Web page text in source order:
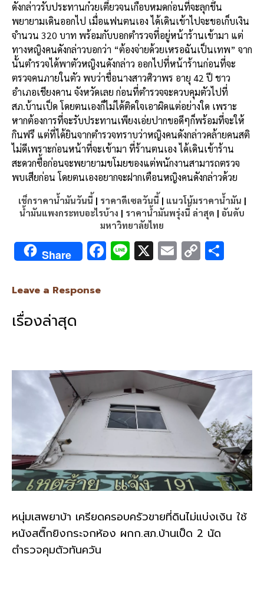
ดังกล่าวรับประทานก๋วยเตี๋ยวจนเกือบหมดก่อนที่จะลุกขึ้น
พยายามเดินออกไป เมื่อแฟนตนเอง ได้เดินเข้าไปจะขอเก็บเงิน
จำนวน 320 บาท พร้อมกับบอกตำรวจที่อยู่หน้าร้านเข้ามา แต่
ทางหญิงคนดังกล่าวบอกว่า “ต้องจ่ายด้วยเหรอฉันเป็นเทพ” จาก
นั้นตำรวจได้พาตัวหญิงนดังกล่าว ออกไปที่หน้าร้านก่อนที่จะ
ตรวจคนภายในตัว พบว่าชื่อนางสาวศิวาพร อายุ 42 ปี ชาว
อำเภอเชียงคาน จังหวัดเลย ก่อนที่ตำรวจจะควบคุมตัวไปที่
สภ.บ้านเป็ด โดยตนเองก็ไม่ได้ติดใจเอาผิดแต่อย่างใด เพราะ
หากต้องการที่จะรับประทานเพียงเอ่ยปากขอดีๆก็พร้อมที่จะให้
กินฟรี แต่ที่ได้ยินจากตำรวจทราบว่าหญิงคนดังกล่าวคล้ายคนสติ
ไม่ดีเพราะก่อนหน้าที่จะเข้ามา ที่ร้านตนเอง ได้เดินเข้าร้าน
สะดวกซื้อก่อนจะพยายามขโมยของแต่พนักงานสามารถตรวจ
พบเสียก่อน โดยตนเองอยากจะฝากเตือนหญิงคนดังกล่าวด้วย
เช็กราคาน้ำมันวันนี้ | ราคาดีเซลวันนี้ | แนวโน้มราคาน้ำมัน |
น้ำมันแพงกระทบอะไรบ้าง | ราคาน้ำมันพรุ่งนี้ ล่าสุด | อันดับ
มหาวิทยาลัยไทย
Share F
k
Li X E C
Leave a Response
เรื่องล่าสุด
หนุ่มเสพยาบ้า เครียดครอบครัวขายที่ดินไม่แบ่งเงิน ใช้
หนังสติ๊กยิงกระจกห้อง ผกก.สภ.บ้านเป็ด 2 นัด
ตำรวจคุมตัวทันควัน